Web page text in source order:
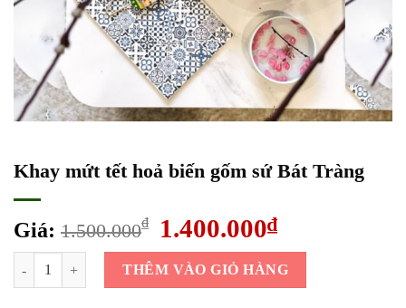
Khay mứt tết hoả biến gốm sứ Bát Tràng
Giá: 1.500.000₫
Giá
gốc
là:
1.500.000₫.
1.400.000₫Giá
hiện
tại
là:
Khay mứt tết hoả biến gốm sứ Bát Tràng số lượng
THÊM VÀO GIỎ HÀNG